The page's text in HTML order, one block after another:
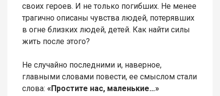
своих героев. И не только погибших. Не менее
трагично описаны чувства людей, потерявших
в огне близких людей, детей. Как найти силы
жить после этого?
Не случайно последними и, наверное,
главными словами повести, ее смыслом стали
слова: «Простите нас, маленькие…»